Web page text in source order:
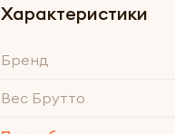
Характеристики
Бренд
Вес Брутто